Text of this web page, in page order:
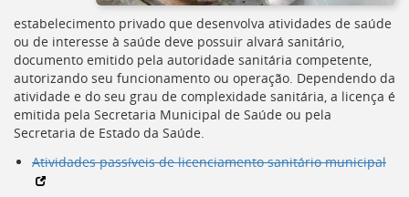
a
página
de
legislação
[]
Ir
para
a
listagem
de
estabelecimento privado que desenvolva atividades de saúde
ou de interesse à saúde deve possuir alvará sanitário,
documento emitido pela autoridade sanitária competente,
autorizando seu funcionamento ou operação. Dependendo da
atividade e do seu grau de complexidade sanitária, a licença é
emitida pela Secretaria Municipal de Saúde ou pela
Secretaria de Estado da Saúde.
Atividades passíveis de licenciamento sanitário municipal